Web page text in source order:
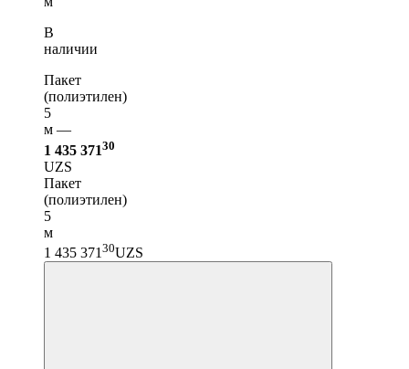
В
наличии
Пакет
(полиэтилен)
5
м —
1 435 37130
UZS
Пакет
(полиэтилен)
5
м
1 435 371 30UZS